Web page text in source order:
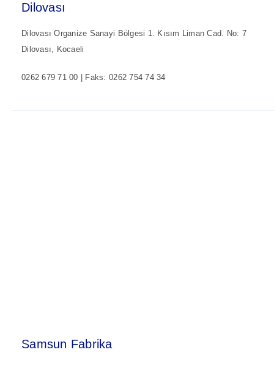
Dilovası
Dilovası Organize Sanayi Bölgesi 1. Kısım Liman Cad. No: 7
Dilovası, Kocaeli
0262 679 71 00 | Faks: 0262 754 74 34
Samsun Fabrika